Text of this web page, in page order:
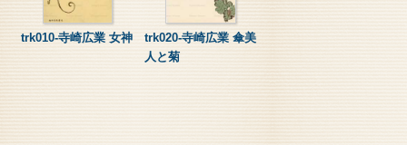
trk010-寺崎広業 女神
trk020-寺崎広業 傘美
人と菊